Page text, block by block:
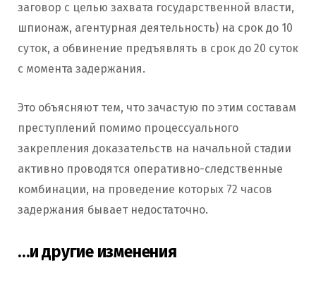
заговор с целью захвата государственной власти,
шпионаж, агентурная деятельность) на срок до 10
суток, а обвинение предъявлять в срок до 20 суток
с момента задержания.
Это объясняют тем, что зачастую по этим составам
преступлений помимо процессуального
закрепления доказательств на начальной стадии
активно проводятся оперативно-следственные
комбинации, на проведение которых 72 часов
задержания бывает недостаточно.
…и другие изменения